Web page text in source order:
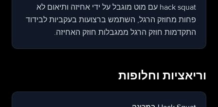
hack squat עם מוט מוגבל על ידי אחיזה ותיאום לא
פחות מחוזק הרגל, השתמש ברצועות בעקביות לבידוד
התקדמות חוזק הרגל ממגבלות חוזק האחיזה.
וריאציות וחלופות